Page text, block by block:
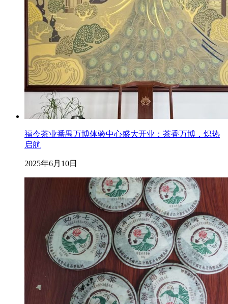
福今茶业番禺万博体验中心盛大开业：茶香万博，炽热
启航
2025年6月10日